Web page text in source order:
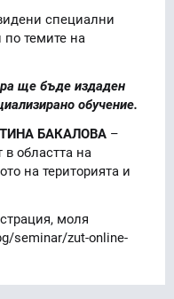
специални
по темите на
ще бъде издаден
обучение.
БАКАЛОВА –
областта на
на територията и
моля
seminar/zut-online-